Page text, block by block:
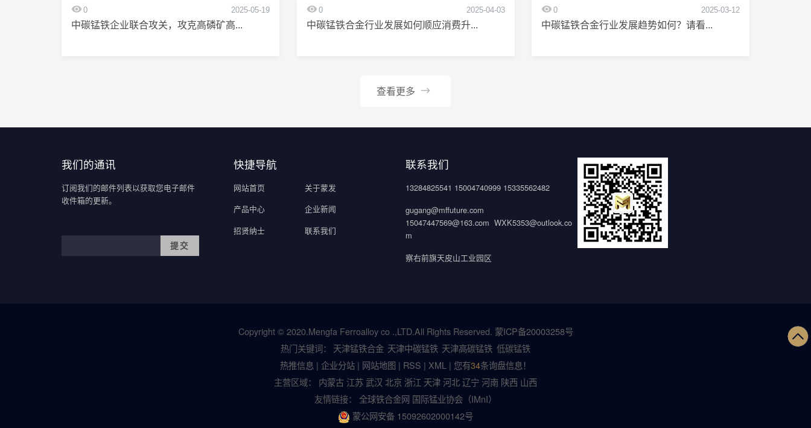
0 2025-05-19
中碳锰铁企业联合攻关，攻克高磷矿高...
0 2025-04-03
中碳锰铁合金行业发展如何顺应消费升...
0 2025-03-12
中碳锰铁合金行业发展趋势如何？请看...
查看更多
我们的通讯
订阅我们的邮件列表以获取您电子邮件
收件箱的更新。
快捷导航
网站首页
关于蒙发
产品中心
企业新闻
招贤纳士
联系我们
联系我们
13284825541 15004740999 15335562482
gugang@mffuture.com
15047447569@163.com WXK5353@outlook.co
m
察右前旗天皮山工业园区
Copyright © 2020.Mengfa Ferroalloy co .,LTD.All Rights Reserved. 蒙ICP备20003258号
热门关键词：
天津锰铁合金 天津中碳锰铁 天津高碳锰铁 低碳锰铁
热推信息 | 企业分站 | 网站地图 | RSS | XML | 您有34条询盘信息！
主营区域： 内蒙古 江苏 武汉 北京 浙江 天津 河北辽宁 河南 陕西 山西
友情链接： 全球铁合金网 国际锰业协会（IMnI）
蒙公网安备 15092602000142号